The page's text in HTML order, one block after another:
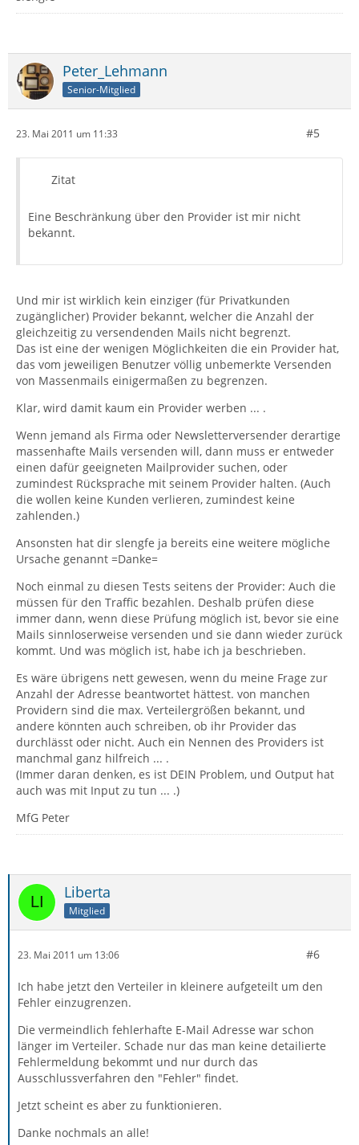
Peter_Lehmann
Senior-Mitglied
23. Mai 2011 um 11:33 #5
Zitat
Eine Beschränkung über den Provider ist mir nicht
bekannt.
Und mir ist wirklich kein einziger (für Privatkunden
zugänglicher) Provider bekannt, welcher die Anzahl der
gleichzeitig zu versendenden Mails nicht begrenzt.
Das ist eine der wenigen Möglichkeiten die ein Provider hat,
das vom jeweiligen Benutzer völlig unbemerkte Versenden
von Massenmails einigermaßen zu begrenzen.
Klar, wird damit kaum ein Provider werben ... .
Wenn jemand als Firma oder Newsletterversender derartige
massenhafte Mails versenden will, dann muss er entweder
einen dafür geeigneten Mailprovider suchen, oder
zumindest Rücksprache mit seinem Provider halten. (Auch
die wollen keine Kunden verlieren, zumindest keine
zahlenden.)
Ansonsten hat dir slengfe ja bereits eine weitere mögliche
Ursache genannt =Danke=
Noch einmal zu diesen Tests seitens der Provider: Auch die
müssen für den Traffic bezahlen. Deshalb prüfen diese
immer dann, wenn diese Prüfung möglich ist, bevor sie eine
Mails sinnloserweise versenden und sie dann wieder zurück
kommt. Und was möglich ist, habe ich ja beschrieben.
Es wäre übrigens nett gewesen, wenn du meine Frage zur
Anzahl der Adresse beantwortet hättest. von manchen
Providern sind die max. Verteilergrößen bekannt, und
andere könnten auch schreiben, ob ihr Provider das
durchlässt oder nicht. Auch ein Nennen des Providers ist
manchmal ganz hilfreich ... .
(Immer daran denken, es ist DEIN Problem, und Output hat
auch was mit Input zu tun ... .)
MfG Peter
Liberta
Mitglied
23. Mai 2011 um 13:06 #6
Ich habe jetzt den Verteiler in kleinere aufgeteilt um den
Fehler einzugrenzen.
Die vermeindlich fehlerhafte E-Mail Adresse war schon
länger im Verteiler. Schade nur das man keine detailierte
Fehlermeldung bekommt und nur durch das
Ausschlussverfahren den "Fehler" findet.
Jetzt scheint es aber zu funktionieren.
Danke nochmals an alle!